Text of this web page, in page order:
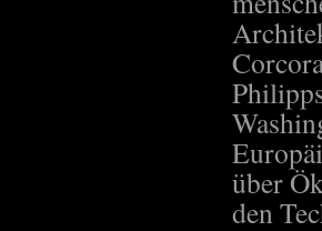
über
den